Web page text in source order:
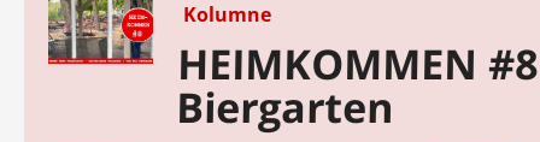
Kolumne
HEIMKOMMEN
Biergarten